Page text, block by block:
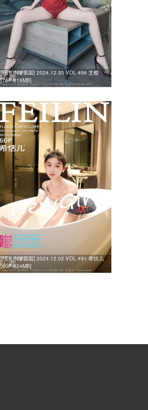
[FEILIN嗲囡囡] 2024.12.30 VOL.496 芝樱
[78P-819MB]
[FEILIN嗲囡囡] 2024.12.02 VOL.491 希恬儿
[60P-624MB]